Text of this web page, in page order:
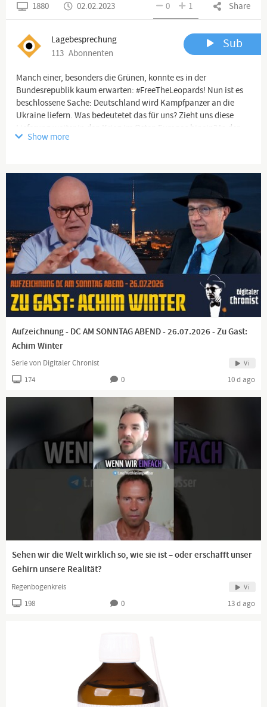
Share
0 1
1880 02.02.2023
Lagebesprechung
113 Abonnenten
Sub
Manch einer, besonders die Grünen, konnte es in der
Bundesrepublik kaum erwarten: #FreeTheLeopards! Nun ist es
beschlossene Sache: Deutschland wird Kampfpanzer an die
Ukraine liefern. Was bedeutetet das für uns? Zieht uns diese
Lieferung weiter in den Krieg im Osten Europas hinein? In der
neuesten Folge der Lagebesprechung ordnet Jan Nolte, AfD MdB
Weiß, AfD MdL und ehemaliger Offizier der Panzertruppe, in die
Stärken und Schwächen des viel gepriesenen Leoparden
Alle unsere Folgen: https://podcast.einprozent.de/archiv/
Show more
Aufzeichnung - DC AM SONNTAG ABEND - 26.07.2026 - Zu Gast:
Achim Winter
Serie von Digitaler Chronist Vi
174 0 10 d ago
Sehen wir die Welt wirklich so, wie sie ist – oder erschafft unser
Gehirn unsere Realität?
Regenbogenkreis Vi
198 0 13 d ago